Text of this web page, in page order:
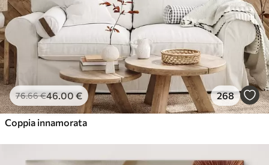
76.66€46.00 € 268
Coppia innamorata